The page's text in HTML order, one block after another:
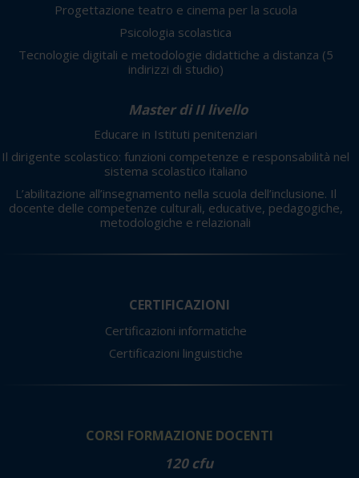
Progettazione teatro e cinema per la scuola
Psicologia scolastica
Tecnologie digitali e metodologie didattiche a distanza (5
indirizzi di studio)
Master di II livello
Educare in Istituti penitenziari
Il dirigente scolastico: funzioni competenze e responsabilità nel
sistema scolastico italiano
L’abilitazione all’insegnamento nella scuola dell’inclusione. Il
docente delle competenze culturali, educative, pedagogiche,
metodologiche e relazionali
CERTIFICAZIONI
Certificazioni informatiche
Certificazioni linguistiche
CORSI FORMAZIONE DOCENTI
120 cfu